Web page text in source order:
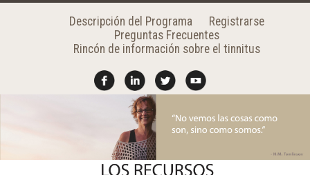
Descripción del Programa
Registrarse
Preguntas Frecuentes
Rincón de información sobre el tinnitus